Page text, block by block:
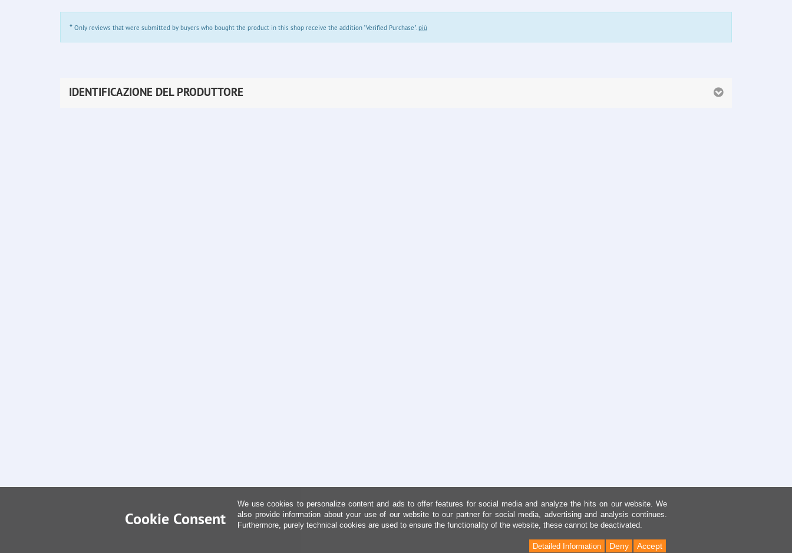
* Only reviews that were submitted by buyers who bought the product in this shop receive the addition "Verified Purchase".più
IDENTIFICAZIONE DEL PRODUTTORE
Cookie Consent
We use cookies to personalize content and ads to offer features for social media and analyze the hits on our website. We
also provide information about your use of our website to our partner for social media, advertising and analysis continues.
Furthermore, purely technical cookies are used to ensure the functionality of the website, these cannot be deactivated.
Accept
Deny
Detailed Information